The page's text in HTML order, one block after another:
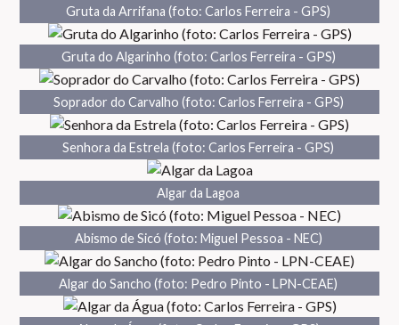
Gruta da Arrifana (foto: Carlos Ferreira - GPS)
Gruta do Algarinho (foto: Carlos Ferreira - GPS)
Soprador do Carvalho (foto: Carlos Ferreira - GPS)
Senhora da Estrela (foto: Carlos Ferreira - GPS)
Algar da Lagoa
Abismo de Sicó (foto: Miguel Pessoa - NEC)
Algar do Sancho (foto: Pedro Pinto - LPN-CEAE)